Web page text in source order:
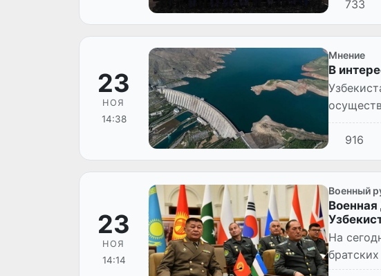
733
23
НОЯ
14:38
Мнение
В
2026
916
23
НОЯ
14:14
Военный
На
этого